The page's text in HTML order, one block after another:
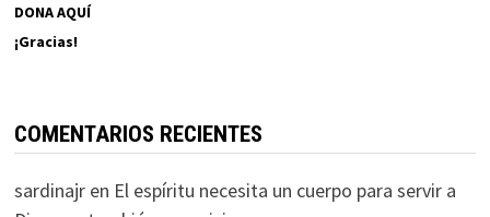
DONA AQUÍ
¡Gracias!
COMENTARIOS RECIENTES
sardinajren El espíritu necesita un cuerpo para servir a